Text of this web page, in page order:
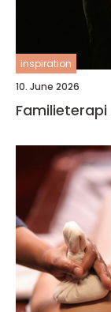
inspiration
10. June 2026